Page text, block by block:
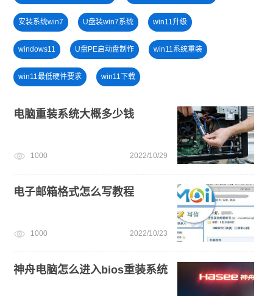
安装系统win7 U盘装win7系统 win11升级
windows11 U盘PE启动盘制作 win11系统重装
win11最低硬件要求 win11下载
安装win10系统
戴尔一键重装系统教育版 电脑无法开机重装系统
电脑开不了机
电脑重装系统大概多少钱
1000 2022/10/29
电子邮箱格式怎么写教程
1000 2022/10/23
神舟电脑怎么进入bios重装系统